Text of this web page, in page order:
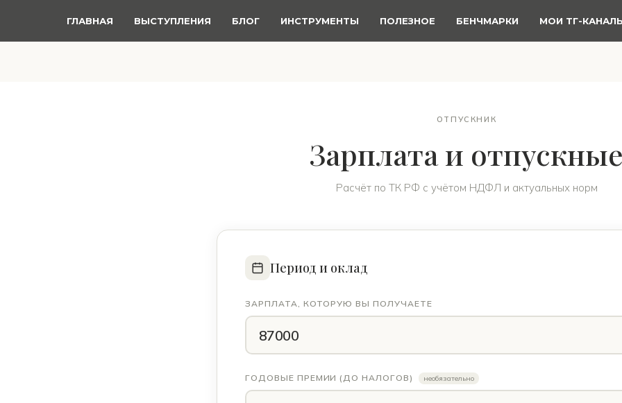
ГЛАВНАЯ ВЫСТУПЛЕНИЯ БЛОГ ИНСТРУМЕНТЫ ПОЛЕЗНОЕ БЕНЧМАРКИ МОИ ТГ-
ОТПУСКНИК
Зарплата и
Расчёт по ТК РФ с учётом НДФЛ и актуальных норм
Период и оклад
ЗАРПЛАТА, КОТОРУЮ ВЫ ПОЛУЧАЕТЕ
ГОДОВЫЕ ПРЕМИИ (ДО НАЛОГОВ) необязательно